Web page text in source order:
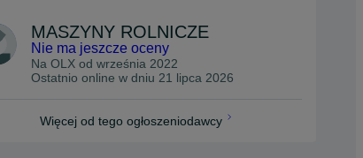
MASZYNY ROLNICZE
Nie ma jeszcze oceny
Na OLX od września 2022
Ostatnio online w dniu 21 lipca 2026
Więcej od tego ogłoszeniodawcy